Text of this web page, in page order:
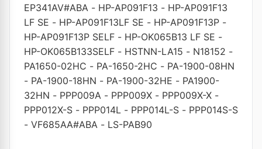
EP341AV#ABA - HP-AP091F13 - HP-AP091F13
LF SE - HP-AP091F13LF SE - HP-AP091F13P -
HP-AP091F13P SELF - HP-OK065B13 LF SE -
HP-OK065B133SELF - HSTNN-LA15 - N18152 -
PA1650-02HC - PA-1650-2HC - PA-1900-08HN
- PA-1900-18HN - PA-1900-32HE - PA1900-
32HN - PPP009A - PPP009X - PPP009X-X -
PPP012X-S - PPP014L - PPP014L-S - PPP014S-S
- VF685AA#ABA - LS-PAB90